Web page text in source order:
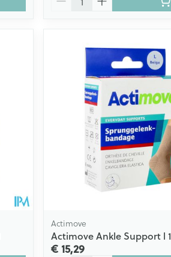
Actimove
Actimove Ankle Support l 1
€ 15,29